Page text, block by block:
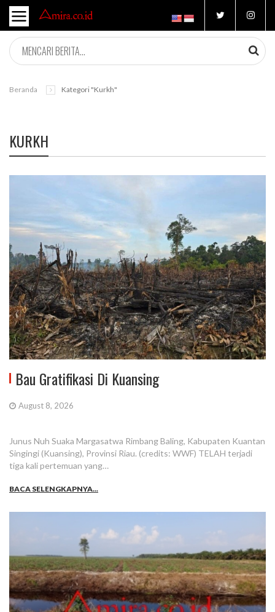
Beranda Kategori "kurkh"
KURKH
Bau Gratifikasi Di Kuansing
August 8, 2026
Junus Nuh Suaka Margasatwa Rimbang Baling, Kabupaten Kuantan
Singingi (Kuansing), Provinsi Riau. (credits: WWF) TELAH terjadi
tiga kali pertemuan yang…
BACA SELENGKAPNYA...